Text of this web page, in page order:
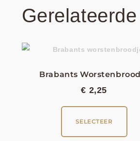
Brabants
€ 2,25
SELECTEER